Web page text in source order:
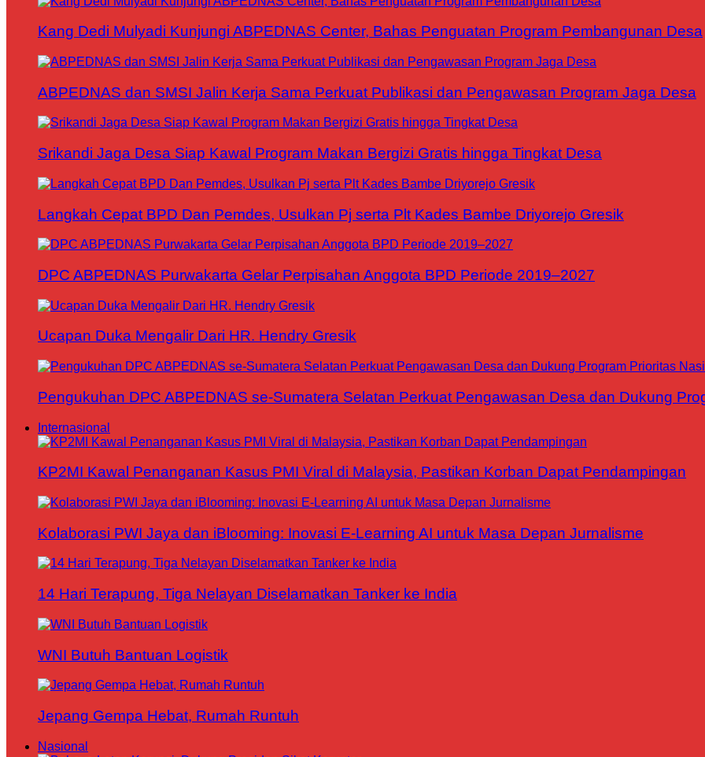
Kang Dedi Mulyadi Kunjungi ABPEDNAS Center, Bahas Penguatan Program Pembangunan Desa
ABPEDNAS dan SMSI Jalin Kerja Sama Perkuat Publikasi dan Pengawasan Program Jaga Desa
Srikandi Jaga Desa Siap Kawal Program Makan Bergizi Gratis hingga Tingkat Desa
Langkah Cepat BPD Dan Pemdes, Usulkan Pj serta Plt Kades Bambe Driyorejo Gresik
DPC ABPEDNAS Purwakarta Gelar Perpisahan Anggota BPD Periode 2019–2027
Ucapan Duka Mengalir Dari HR. Hendry Gresik
Pengukuhan DPC ABPEDNAS se-Sumatera Selatan Perkuat Pengawasan Desa dan Dukung
Internasional
KP2MI Kawal Penanganan Kasus PMI Viral di Malaysia, Pastikan Korban Dapat Pendampingan
Kolaborasi PWI Jaya dan iBlooming: Inovasi E-Learning AI untuk Masa Depan Jurnalisme
14 Hari Terapung, Tiga Nelayan Diselamatkan Tanker ke India
WNI Butuh Bantuan Logistik
Jepang Gempa Hebat, Rumah Runtuh
Nasional